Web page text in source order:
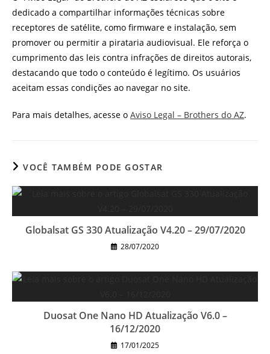
dedicado a compartilhar informações técnicas sobre
receptores de satélite, como firmware e instalação, sem
promover ou permitir a pirataria audiovisual. Ele reforça o
cumprimento das leis contra infrações de direitos autorais,
destacando que todo o conteúdo é legítimo. Os usuários
aceitam essas condições ao navegar no site.
Para mais detalhes, acesse o Aviso Legal – Brothers do AZ.
VOCÊ TAMBÉM PODE GOSTAR
Globalsat GS 330 Atualização V4.20 – 29/07/2020
28/07/2020
Duosat One Nano HD Atualização V6.0 –
16/12/2020
17/01/2025